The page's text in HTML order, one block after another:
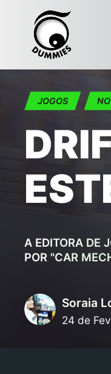
Skip to main content
JOGOS
A EDITORA DE
POR "CAR
24 de
Soraia